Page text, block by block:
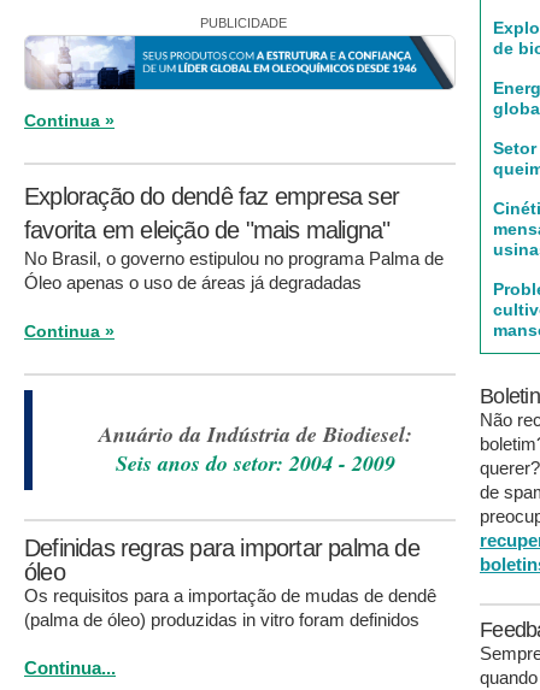
PUBLICIDADE
Continua »
Exploração do dendê faz empresa ser
favorita em eleição de "mais maligna"
No Brasil, o governo estipulou no programa Palma de
Óleo apenas o uso de áreas já degradadas
Continua »
Anuário da Indústria de Biodiesel:
Seis anos do setor: 2004 - 2009
Definidas regras para importar palma de
óleo
Os requisitos para a importação de mudas de dendê
(palma de óleo) produzidas in vitro foram definidos
Continua...
de
Não
de